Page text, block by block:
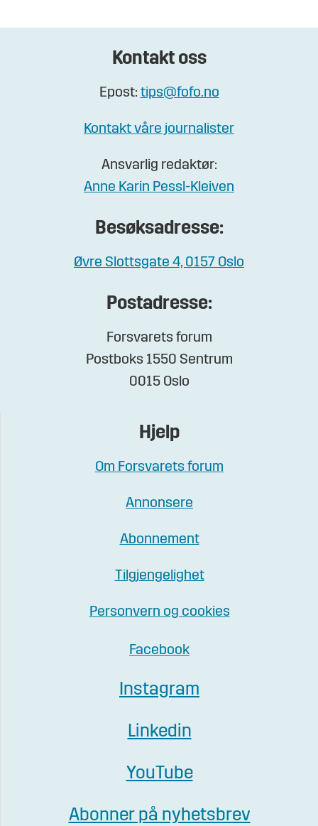
Kontakt oss
Epost: tips@fofo.no
Kontakt våre journalister
Ansvarlig redaktør:
Anne Karin Pessl-Kleiven
Besøksadresse:
Øvre Slottsgate 4, 0157 Oslo
Postadresse:
Forsvarets forum
Postboks 1550 Sentrum
0015 Oslo
Hjelp
Om Forsvarets forum
Annonsere
Abonnement
Tilgjengelighet
Personvern og cookies
Facebook
Instagram
Linkedin
YouTube
Abonner på nyhetsbrev